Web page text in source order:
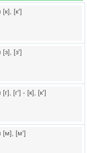
[к′]
[з′]
[г′] - [к], [к′]
[м], [м′]